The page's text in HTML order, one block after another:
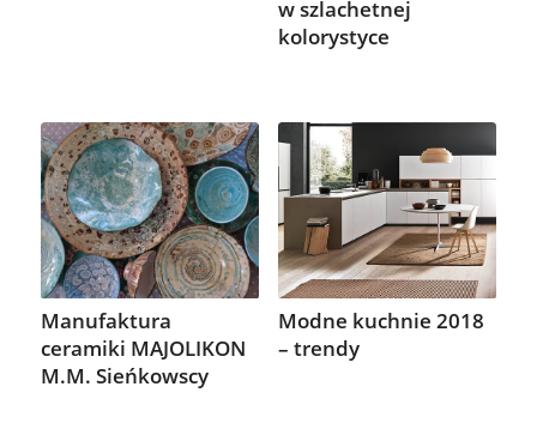
w szlachetnej
kolorystyce
Manufaktura
ceramiki MAJOLIKON
M.M. Sieńkowscy
Modne kuchnie 2018
– trendy